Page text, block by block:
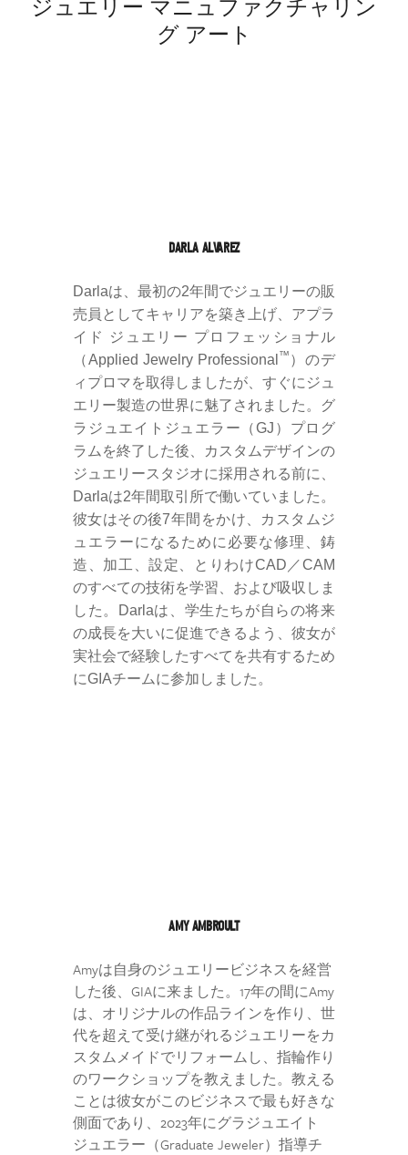
ジュエリー マニュファクチャリン
グ アート
DARLA ALVAREZ
Darlaは、最初の2年間でジュエリーの販
売員としてキャリアを築き上げ、アプラ
イド ジュエリー プロフェッショナル
（Applied Jewelry Professional ™ ）のデ
ィプロマを取得しましたが、すぐにジュ
エリー製造の世界に魅了されました。グ
ラジュエイトジュエラー（GJ）プログ
ラムを終了した後、カスタムデザインの
ジュエリースタジオに採用される前に、
Darlaは2年間取引所で働いていました。
彼女はその後7年間をかけ、カスタムジ
ュエラーになるために必要な修理、鋳
造、加工、設定、とりわけCAD／CAM
のすべての技術を学習、および吸収しま
した。Darlaは、学生たちが自らの将来
の成長を大いに促進できるよう、彼女が
実社会で経験したすべてを共有するため
にGIAチームに参加しました。
AMY AMBROULT
Amyは自身のジュエリービジネスを経営
した後、GIAに来ました。17年の間にAmy
は、オリジナルの作品ラインを作り、世
代を超えて受け継がれるジュエリーをカ
スタムメイドでリフォームし、指輪作り
のワークショップを教えました。教える
ことは彼女がこのビジネスで最も好きな
側面であり、2023年にグラジュエイト
ジュエラー（Graduate Jeweler）指導チ